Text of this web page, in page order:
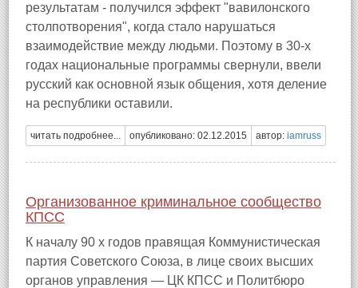
результатам - получился эффект "вавилонского
столпотворения", когда стало нарушаться
взаимодействие между людьми. Поэтому в 30-х
годах национальные программы свернули, ввели
русский как основной язык общения, хотя деление
на республики оставили.
читать подробнее... опубликовано: 02.12.2015 автор: iamruss
Организованное криминальное сообщество
КПСС
К началу 90 х годов правящая Коммунистическая
партия Советского Союза, в лице своих высших
органов управления — ЦК КПСС и Политбюро